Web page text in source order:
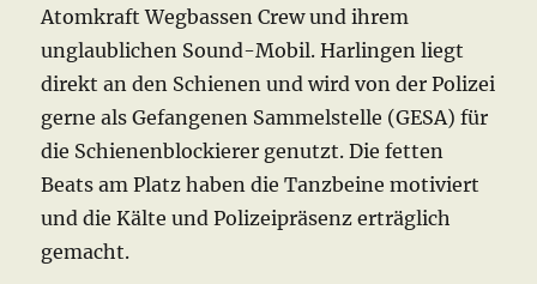
Atomkraft Wegbassen Crew und ihrem
unglaublichen Sound-Mobil. Harlingen liegt
direkt an den Schienen und wird von der Polizei
gerne als Gefangenen Sammelstelle (GESA) für
die Schienenblockierer genutzt. Die fetten
Beats am Platz haben die Tanzbeine motiviert
und die Kälte und Polizeipräsenz erträglich
gemacht.